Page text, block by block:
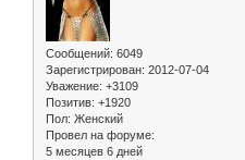
Сообщений: 6049
Зарегистрирован: 2012-07-04
Уважение: +3109
Позитив: +1920
Пол: Женский
Провел на форуме:
5 месяцев 6 дней